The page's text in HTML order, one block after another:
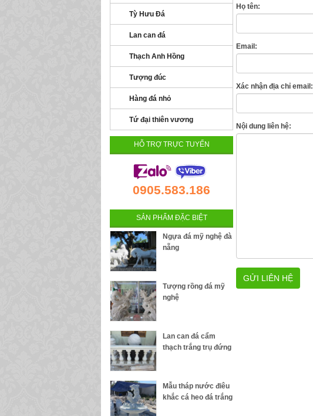
Họ tên:
Email:
Xác nhận địa chỉ email:
Nội dung liên hệ:
Tỳ Hưu Đá
Lan can đá
Thạch Anh Hồng
Tượng đúc
Hàng đá nhỏ
Tứ đại thiên vương
HỖ TRỢ TRỰC TUYẾN
0905.583.186
SẢN PHẨM ĐẶC BIỆT
Ngựa đá mỹ nghệ đà
nẵng
Tượng rồng đá mỹ
nghệ
Lan can đá cẩm
thạch trắng trụ đứng
Mẫu tháp nước điêu
khắc cá heo đá trắng